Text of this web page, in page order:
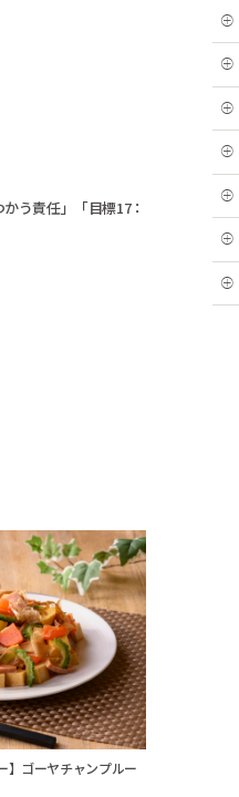
う責任」「目標17：
】ゴーヤチャンプルー